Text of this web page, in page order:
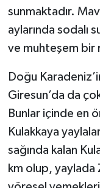
sunmaktadır.
aylarında sodalı
ve muhteşem bir
Doğu
Giresun’da da
Bunlar içinde en
Kulakkaya
sağında kalan
km olup, yaylada